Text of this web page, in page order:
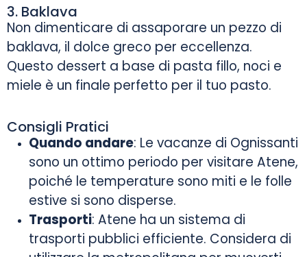
3. Baklava
Non dimenticare di assaporare un pezzo di
baklava, il dolce greco per eccellenza.
Questo dessert a base di pasta fillo, noci e
miele è un finale perfetto per il tuo pasto.
Consigli Pratici
Quando andare: Le vacanze di Ognissanti
sono un ottimo periodo per visitare Atene,
poiché le temperature sono miti e le folle
estive si sono disperse.
Trasporti: Atene ha un sistema di
trasporti pubblici efficiente. Considera di